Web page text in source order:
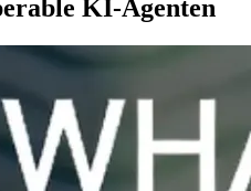
KI-Agenten